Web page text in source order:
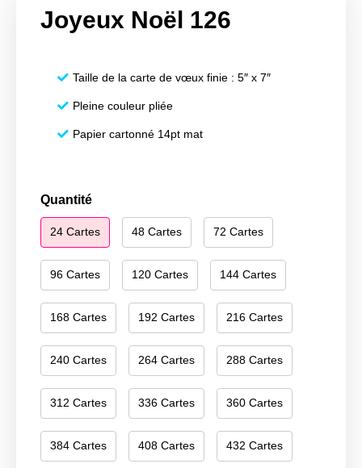
Joyeux Noël 126
Taille de la carte de vœux finie : 5″ x 7″
Pleine couleur pliée
Papier cartonné 14pt mat
Quantité
24 Cartes 48 Cartes 72 Cartes
96 Cartes 120 Cartes 144 Cartes
168 Cartes 192 Cartes 216 Cartes
240 Cartes 264 Cartes 288 Cartes
312 Cartes 336 Cartes 360 Cartes
384 Cartes 408 Cartes 432 Cartes
quantité
de
Merry
126